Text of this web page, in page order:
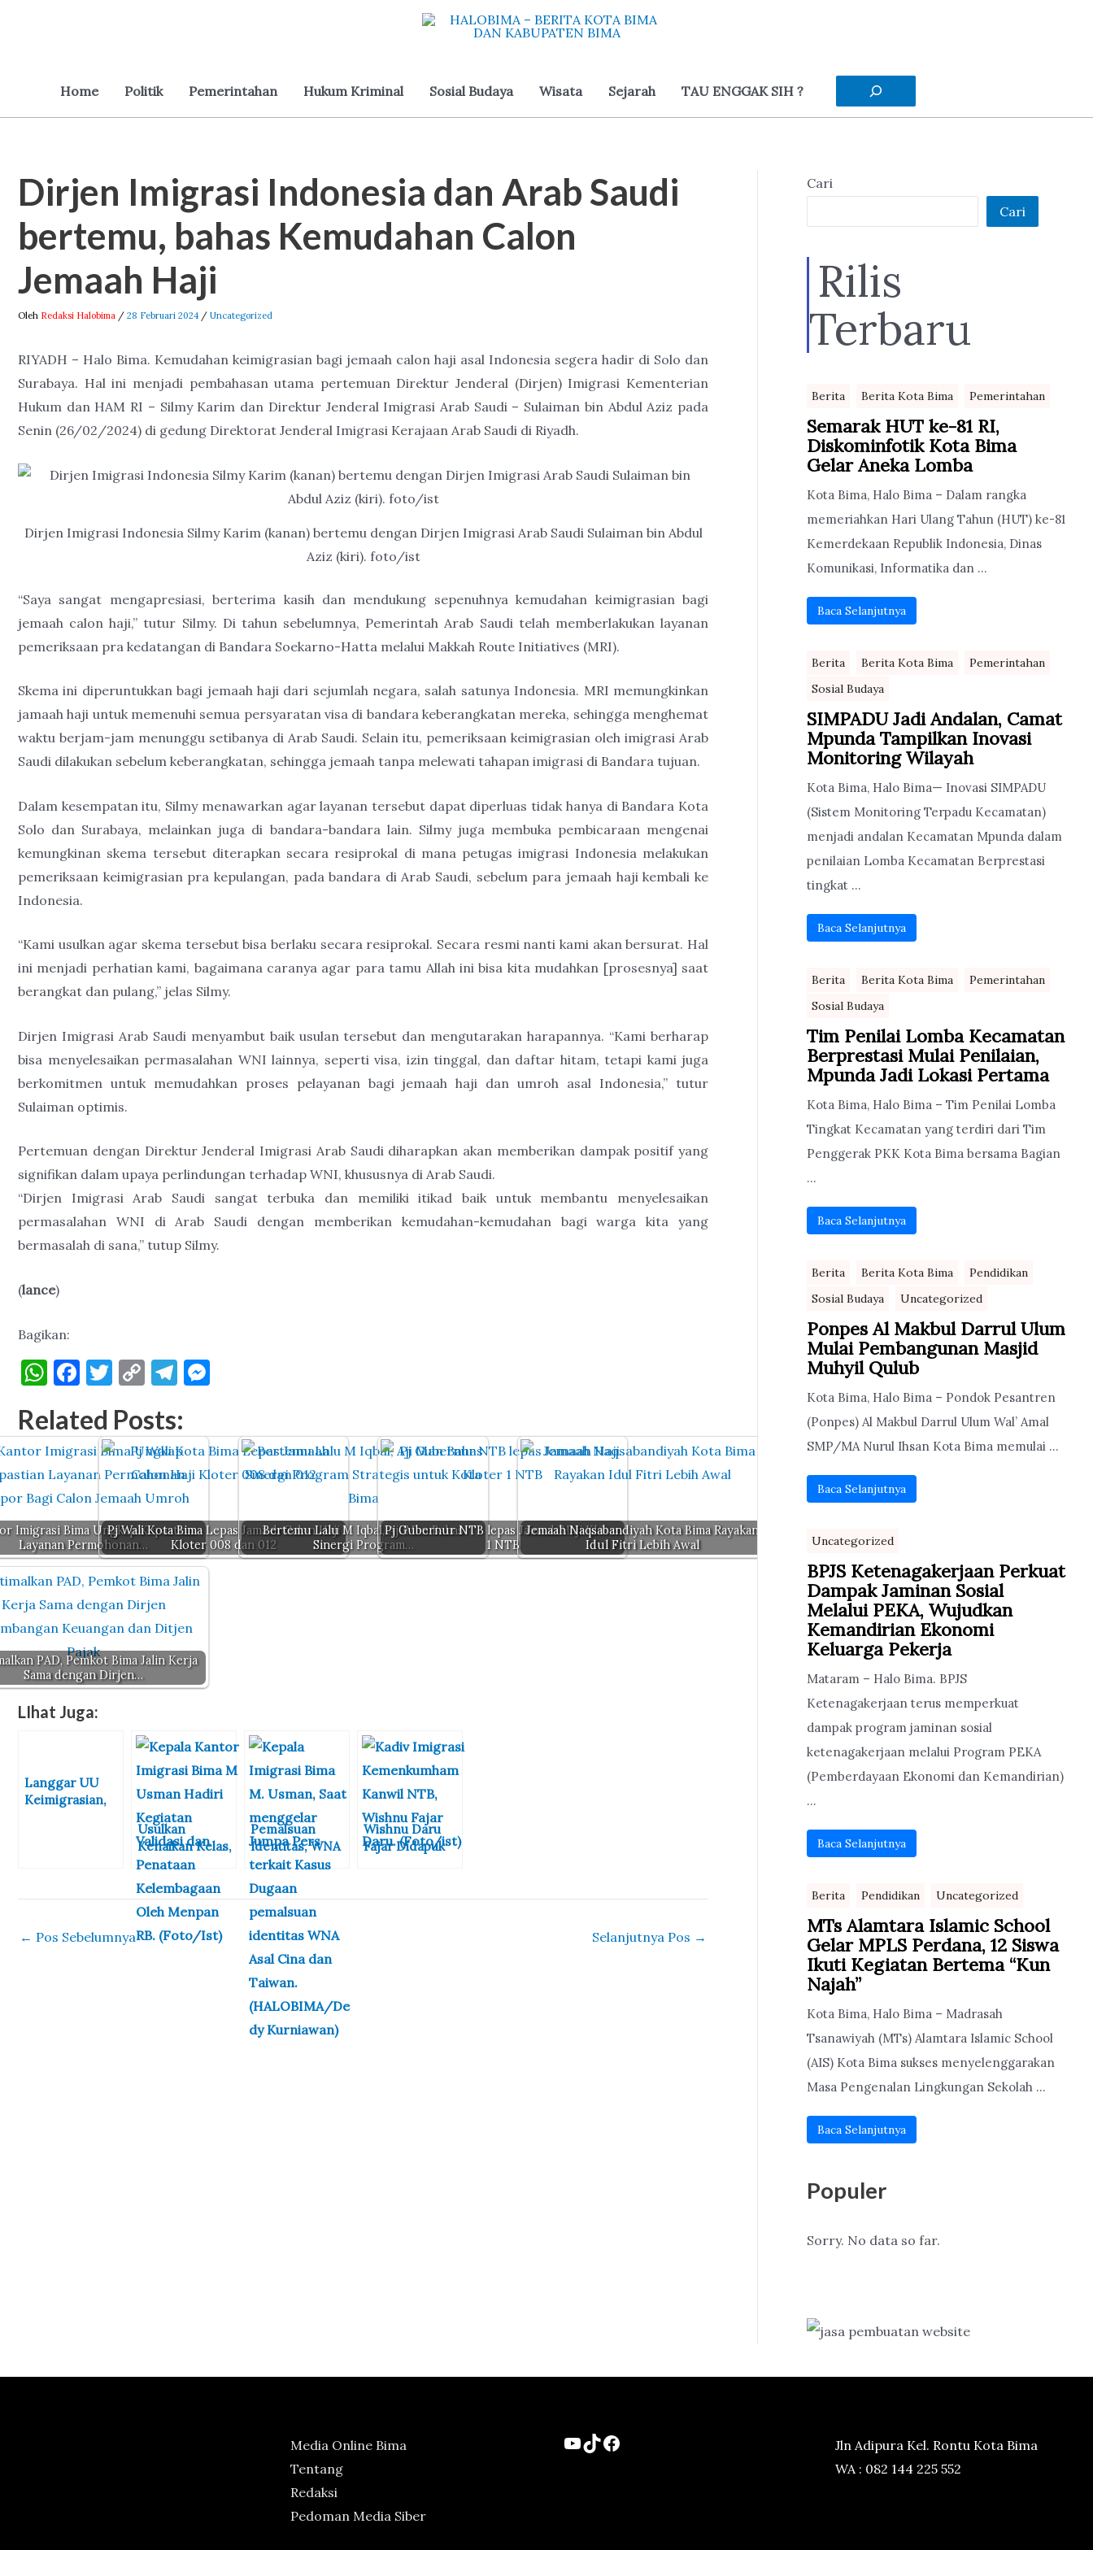
Home Politik Pemerintahan Hukum Kriminal Sosial Budaya Wisata Sejarah TAU ENGGAK SIH ?
Dirjen Imigrasi Indonesia dan Arab Saudi
bertemu, bahas Kemudahan Calon
Jemaah Haji
Oleh Redaksi Halobima / 28 Februari 2024 / Uncategorized
RIYADH – Halo Bima. Kemudahan keimigrasian bagi jemaah calon haji asal Indonesia segera hadir di Solo dan
Surabaya. Hal ini menjadi pembahasan utama pertemuan Direktur Jenderal (Dirjen) Imigrasi Kementerian
Hukum dan HAM RI – Silmy Karim dan Direktur Jenderal Imigrasi Arab Saudi – Sulaiman bin Abdul Aziz pada
Senin (26/02/2024) di gedung Direktorat Jenderal Imigrasi Kerajaan Arab Saudi di Riyadh.
Dirjen Imigrasi Indonesia Silmy Karim (kanan) bertemu dengan Dirjen Imigrasi Arab Saudi Sulaiman bin Abdul
Aziz (kiri). foto/ist
“Saya sangat mengapresiasi, berterima kasih dan mendukung sepenuhnya kemudahan keimigrasian bagi
jemaah calon haji,” tutur Silmy. Di tahun sebelumnya, Pemerintah Arab Saudi telah memberlakukan layanan
pemeriksaan pra kedatangan di Bandara Soekarno-Hatta melalui Makkah Route Initiatives (MRI).
Skema ini diperuntukkan bagi jemaah haji dari sejumlah negara, salah satunya Indonesia. MRI memungkinkan
jamaah haji untuk memenuhi semua persyaratan visa di bandara keberangkatan mereka, sehingga menghemat
waktu berjam-jam menunggu setibanya di Arab Saudi. Selain itu, pemeriksaan keimigrasian oleh imigrasi Arab
Saudi dilakukan sebelum keberangkatan, sehingga jemaah tanpa melewati tahapan imigrasi di Bandara tujuan.
Dalam kesempatan itu, Silmy menawarkan agar layanan tersebut dapat diperluas tidak hanya di Bandara Kota
Solo dan Surabaya, melainkan juga di bandara-bandara lain. Silmy juga membuka pembicaraan mengenai
kemungkinan skema tersebut diterapkan secara resiprokal di mana petugas imigrasi Indonesia melakukan
pemeriksaan keimigrasian pra kepulangan, pada bandara di Arab Saudi, sebelum para jemaah haji kembali ke
Indonesia.
“Kami usulkan agar skema tersebut bisa berlaku secara resiprokal. Secara resmi nanti kami akan bersurat. Hal
ini menjadi perhatian kami, bagaimana caranya agar para tamu Allah ini bisa kita mudahkan [prosesnya] saat
berangkat dan pulang,” jelas Silmy.
Dirjen Imigrasi Arab Saudi menyambut baik usulan tersebut dan mengutarakan harapannya. “Kami berharap
bisa menyelesaikan permasalahan WNI lainnya, seperti visa, izin tinggal, dan daftar hitam, tetapi kami juga
berkomitmen untuk memudahkan proses pelayanan bagi jemaah haji dan umroh asal Indonesia,” tutur
Sulaiman optimis.
Pertemuan dengan Direktur Jenderal Imigrasi Arab Saudi diharapkan akan memberikan dampak positif yang
signifikan dalam upaya perlindungan terhadap WNI, khususnya di Arab Saudi.
“Dirjen Imigrasi Arab Saudi sangat terbuka dan memiliki itikad baik untuk membantu menyelesaikan
permasalahan WNI di Arab Saudi dengan memberikan kemudahan-kemudahan bagi warga kita yang
bermasalah di sana,” tutup Silmy.
(lance)
Bagikan:
W
at
s
A
p
p
F
c
e
b
o
o
k
T
it
te
r
C
p
y
Li
n
k
T
e
gr
a
m
n
g
Related Posts:
Imigrasi Bima Ungkap Kepastian
Layanan Permohonan…
Pj Wali Kota Bima Lepas Jamaah Calon Haji
Kloter 008 dan 012
Bertemu Lalu M Iqbal, Aji Man Bahas
Sinergi Program…
Pj Gubernur NTB lepas Jamaah Haji Kloter
1 NTB
Jemaah Naqsabandiyah Kota Bima Rayakan
Idul Fitri Lebih Awal
PAD, Pemkot Bima Jalin Kerja
Sama dengan Dirjen…
LIhat Juga:
Langgar UU
Keimigrasian,
Usulkan
Kenaikan Kelas,
Kepala Kantor
Imigrasi Bima
Hadiri Kegiatan
Validasi dan
Penataan
Kelembagaan
Pemalsuan
Identitas, WNA
Asal Cina dan
Taiwan
Diamankan
Petugas
Imigrasi Bima
Wishnu Daru
Fajar Didapuk
NTB
Post
navigation
← Pos Sebelumnya Selanjutnya Pos →
Cari
Cari
Rilis
Terbaru
Berita Berita Kota Bima Pemerintahan
Semarak HUT ke-81 RI,
Diskominfotik Kota Bima
Gelar Aneka Lomba
Kota Bima, Halo Bima – Dalam rangka
memeriahkan Hari Ulang Tahun (HUT) ke-81
Kemerdekaan Republik Indonesia, Dinas
Komunikasi, Informatika dan ...
Baca Selanjutnya
Berita Berita Kota Bima
Pemerintahan
Sosial Budaya
SIMPADU Jadi Andalan, Camat
Mpunda Tampilkan Inovasi
Monitoring Wilayah
Kota Bima, Halo Bima— Inovasi SIMPADU
(Sistem Monitoring Terpadu Kecamatan)
menjadi andalan Kecamatan Mpunda dalam
penilaian Lomba Kecamatan Berprestasi
tingkat ...
Baca Selanjutnya
Berita Berita Kota Bima
Pemerintahan
Sosial Budaya
Tim Penilai Lomba Kecamatan
Berprestasi Mulai Penilaian,
Mpunda Jadi Lokasi Pertama
Kota Bima, Halo Bima – Tim Penilai Lomba
Tingkat Kecamatan yang terdiri dari Tim
Penggerak PKK Kota Bima bersama Bagian
...
Baca Selanjutnya
Berita Berita Kota Bima
Pendidikan
Sosial Budaya
Uncategorized
Ponpes Al Makbul Darrul Ulum
Mulai Pembangunan Masjid
Muhyil Qulub
Kota Bima, Halo Bima – Pondok Pesantren
(Ponpes) Al Makbul Darrul Ulum Wal’ Amal
SMP/MA Nurul Ihsan Kota Bima memulai ...
Baca Selanjutnya
Uncategorized
BPJS Ketenagakerjaan Perkuat
Dampak Jaminan Sosial
Melalui PEKA, Wujudkan
Kemandirian Ekonomi
Keluarga Pekerja
Mataram – Halo Bima. BPJS
Ketenagakerjaan terus memperkuat
dampak program jaminan sosial
ketenagakerjaan melalui Program PEKA
(Pemberdayaan Ekonomi dan Kemandirian)
...
Baca Selanjutnya
Berita Pendidikan Uncategorized
MTs Alamtara Islamic School
Gelar MPLS Perdana, 12 Siswa
Ikuti Kegiatan Bertema “Kun
Najah”
Kota Bima, Halo Bima – Madrasah
Tsanawiyah (MTs) Alamtara Islamic School
(AIS) Kota Bima sukses menyelenggarakan
Masa Pengenalan Lingkungan Sekolah ...
Baca Selanjutnya
Populer
Sorry. No data so far.
Media Online Bima
Tentang
Redaksi
Pedoman Media Siber
YouTube
TikTok
Facebook
Jln Adipura Kel. Rontu Kota Bima
WA : 082 144 225 552